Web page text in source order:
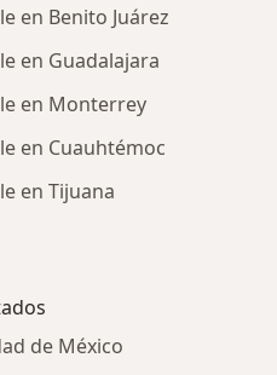
en Benito Juárez
en Guadalajara
en Monterrey
en Cuauhtémoc
en Tijuana
de México